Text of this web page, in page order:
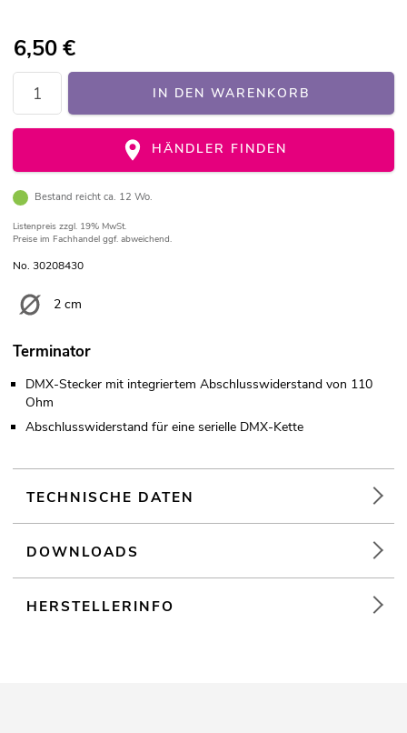
6,50€
IN DEN WARENKORB
HÄNDLER FINDEN
Bestand reicht ca. 12 Wo.
Listenpreis zzgl. 19% MwSt.
Preise im Fachhandel ggf. abweichend.
No. 30208430
2 cm
Terminator
DMX-Stecker mit integriertem Abschlusswiderstand von 110
Ohm
Abschlusswiderstand für eine serielle DMX-Kette
TECHNISCHE DATEN
DOWNLOADS
HERSTELLERINFO